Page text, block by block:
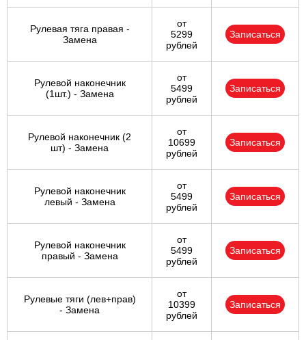
Рулевая тяга правая -
Замена
от
5299
рублей
Записаться
Рулевой наконечник
(1шт.) - Замена
от
5499
рублей
Записаться
Рулевой наконечник (2
шт) - Замена
от
10699
рублей
Записаться
Рулевой наконечник
левый - Замена
от
5499
рублей
Записаться
Рулевой наконечник
правый - Замена
от
5499
рублей
Записаться
Рулевые тяги (лев+прав)
- Замена
от
10399
рублей
Записаться